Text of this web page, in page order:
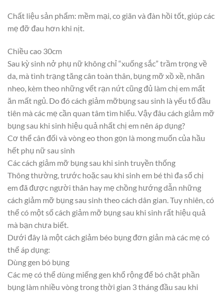
Chất liệu sản phẩm: mềm mại, co giãn và đàn hồi tốt, giúp các
mẹ đỡ đau hơn khi nịt.
Chiều cao 30cm
Sau kỳ sinh nở phụ nữ không chỉ “xuống sắc” trầm trọng về
da, mà tình trạng tăng cân toàn thân, bụng mỡ xồ xề, nhăn
nheo, kèm theo những vết rạn nứt cũng đủ làm chị em mất
ăn mất ngủ. Do đó cách giảm mỡbụng sau sinh là yếu tố đầu
tiên mà các mẹ cần quan tâm tìm hiểu. Vậy đâu cách giảm mỡ
bụng sau khi sinh hiệu quả nhất chị em nên áp dụng?
Cơ thể cân đối và vòng eo thon gọn là mong muốn của hầu
hết phụ nữ sau sinh
Các cách giảm mỡ bụng sau khi sinh truyền thống
Thông thường, trước hoặc sau khi sinh em bé thì đa số chị
em đã được người thân hay mẹ chồng hướng dẫn những
cách giảm mỡ bụng sau sinh theo cách dân gian. Tuy nhiên, có
thể có một số cách giảm mỡ bụng sau khi sinh rất hiệu quả
mà bạn chưa biết.
Dưới đây là một cách giảm béo bụng đơn giản mà các mẹ có
thể áp dụng:
Dùng gen bó bụng
Các mẹ có thể dùng miếng gen khổ rộng để bó chặt phần
bụng làm nhiều vòng trong thời gian 3 tháng đầu sau khi